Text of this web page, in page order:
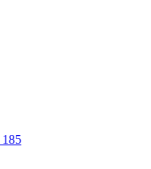
185